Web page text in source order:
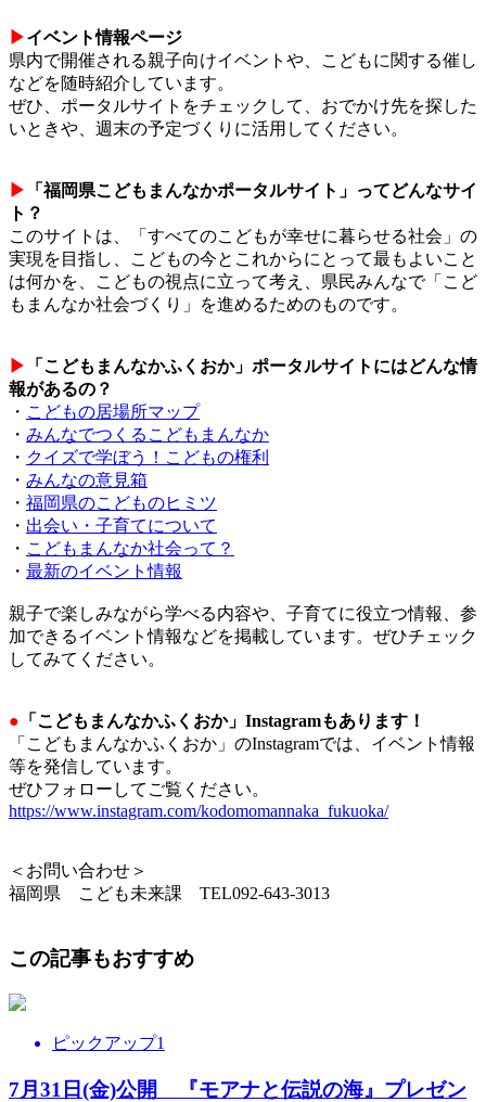
▶イベント情報ページ
県内で開催される親子向けイベントや、こどもに関する催し
などを随時紹介しています。
ぜひ、ポータルサイトをチェックして、おでかけ先を探した
いときや、週末の予定づくりに活用してください。
▶
「福岡県こどもまんなかポータルサイト」ってどんなサイ
ト？
このサイトは、「すべてのこどもが幸せに暮らせる社会」の
実現を目指し、こどもの今とこれからにとって最もよいこと
は何かを、こどもの視点に立って考え、県民みんなで「こど
もまんなか社会づくり」を進めるためのものです。
▶
「こどもまんなかふくおか」ポータルサイトにはどんな情
報があるの？
・ こどもの居場所マップ
・ みんなでつくるこどもまんなか
・ クイズで学ぼう！こどもの権利
・ みんなの意見箱
・ 福岡県のこどものヒミツ
・ 出会い・子育てについて
・ こどもまんなか社会って？
・ 最新のイベント情報
親子で楽しみながら学べる内容や、子育てに役立つ情報、参
加できるイベント情報などを掲載しています。ぜひチェック
してみてください。
● 「こどもまんなかふくおか」Instagramもあります！
「こどもまんなかふくおか」のInstagramでは、イベント情報
等を発信しています。
ぜひフォローしてご覧ください。
https://www.instagram.com/kodomomannaka_fukuoka/
＜お問い合わせ＞
福岡県 こども未来課 TEL092-643-3013
この記事もおすすめ
ピックアップ1
7月31日(金)公開 『モアナと伝説の海』プレゼン